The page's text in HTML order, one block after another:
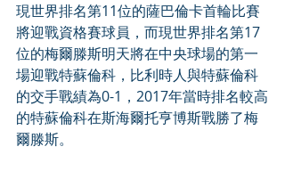
現世界排名第11位的薩巴倫卡首輪比賽
將迎戰資格賽球員，而現世界排名第17
位的梅爾滕斯明天將在中央球場的第一
場迎戰特蘇倫科，比利時人與特蘇倫科
的交手戰績為0-1，2017年當時排名較高
的特蘇倫科在斯海爾托亨博斯戰勝了梅
爾滕斯。